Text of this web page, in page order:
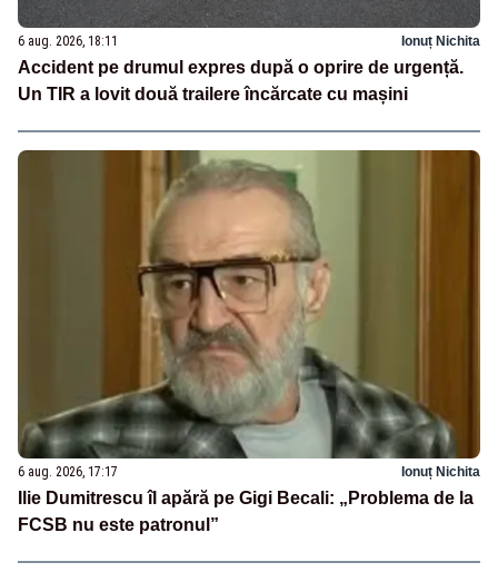
6 aug. 2026, 18:11 Ionuț Nichita
Accident pe drumul expres după o oprire de urgență.
Un TIR a lovit două trailere încărcate cu mașini
6 aug. 2026, 17:17 Ionuț Nichita
Ilie Dumitrescu îl apără pe Gigi Becali: „Problema de la
FCSB nu este patronul”